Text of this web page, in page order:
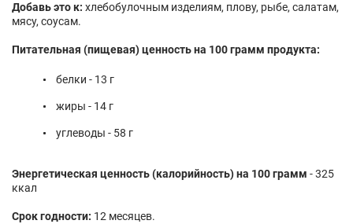
Добавь это к: хлебобулочным изделиям, плову, рыбе, салатам,
мясу, соусам.
Питательная (пищевая) ценность на 100 грамм продукта:
белки - 13 г
жиры - 14 г
углеводы - 58 г
Энергетическая ценность (калорийность) на 100 грамм - 325
ккал
Срок годности: 12 месяцев.